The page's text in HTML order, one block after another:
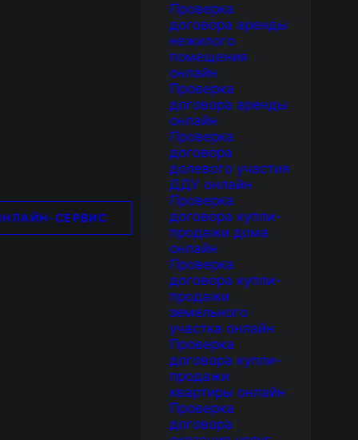
СЕРВИС
Проверка
договора аренды
нежилого
помещения
онлайн
Проверка
договора аренды
онлайн
Проверка
договора
долевого участия
ДДУ онлайн
Проверка
договора купли-
продажи дома
онлайн
Проверка
договора купли-
продажи
земельного
участка онлайн
Проверка
договора купли-
продажи
квартиры онлайн
Проверка
договора